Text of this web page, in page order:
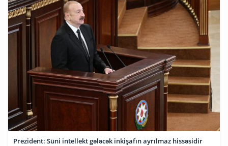
Prezident: Süni intellekt gələcək inkişafın ayrılmaz hissəsidir